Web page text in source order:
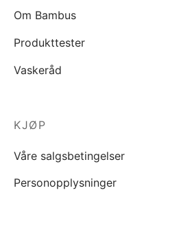
Om Bambus
Produkttester
Vaskeråd
KJØP
Våre salgsbetingelser
Personopplysninger